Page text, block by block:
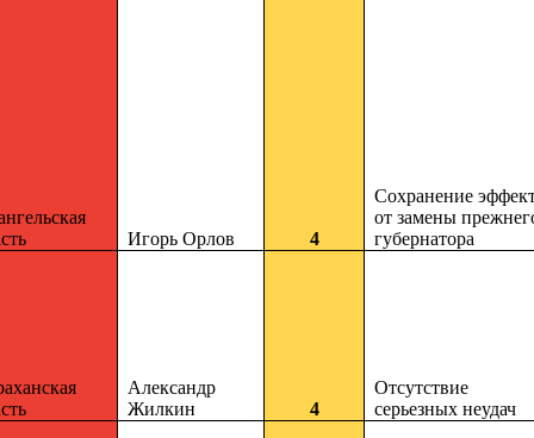
Игорь Орлов 4
Сохранение
от замены
губернатора
Александр
Жилкин
4
Отсутствие
серьезных неудач